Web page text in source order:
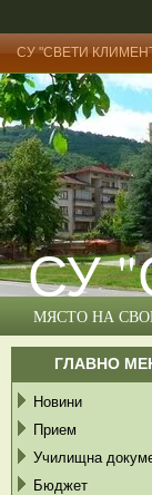
СУ "СВЕТИ
СУ
МЯСТО НА
ГЛАВНО
Новини
Прием
Училищна
Бюджет